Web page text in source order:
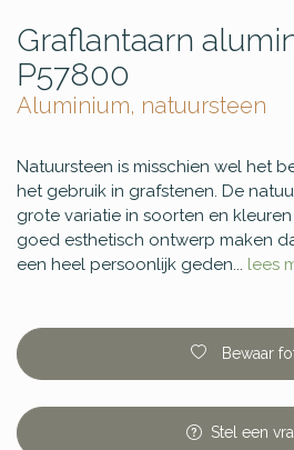
Graflantaarn
P57800
Aluminium, natuursteen
Natuursteen is misschien wel het
het gebruik in grafstenen. De
grote variatie in soorten en
goed esthetisch ontwerp maken
een heel persoonlijk geden... lees
Bewaar
Stel een